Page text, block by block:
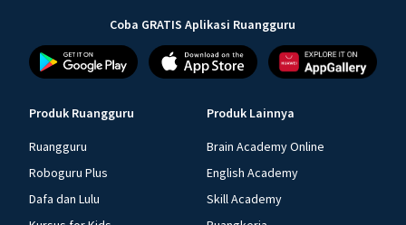
Coba GRATIS Aplikasi Ruangguru
Produk Ruangguru
Ruangguru
Roboguru Plus
Dafa dan Lulu
Produk Lainnya
Brain Academy Online
English Academy
Skill Academy